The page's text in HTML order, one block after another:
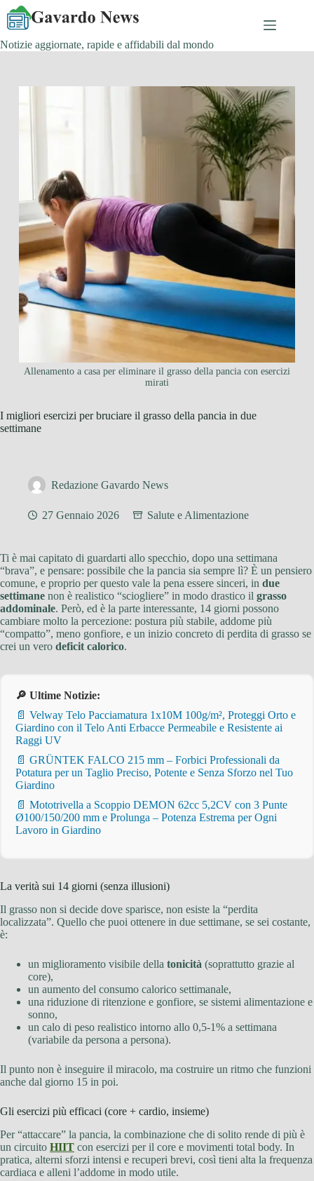
Salta
contenuto
Notizie aggiornate, rapide e affidabili dal mondo
Allenamento a casa per eliminare il grasso della pancia con esercizi
mirati
I migliori esercizi per bruciare il grasso della pancia in due
settimane
Redazione Gavardo News
27 Gennaio 2026 Salute e Alimentazione
Ti è mai capitato di guardarti allo specchio, dopo una settimana
“brava”, e pensare: possibile che la pancia sia sempre lì? È un pensiero
comune, e proprio per questo vale la pena essere sinceri, in due
settimane non è realistico “sciogliere” in modo drastico il grasso
addominale. Però, ed è la parte interessante, 14 giorni possono
cambiare molto la percezione: postura più stabile, addome più
“compatto”, meno gonfiore, e un inizio concreto di perdita di grasso se
crei un vero deficit calorico.
🔎 Ultime Notizie:
📄 Velway Telo Pacciamatura 1x10M 100g/m², Proteggi Orto e
Giardino con il Telo Anti Erbacce Permeabile e Resistente ai
Raggi UV
📄 GRÜNTEK FALCO 215 mm – Forbici Professionali da
Potatura per un Taglio Preciso, Potente e Senza Sforzo nel Tuo
Giardino
📄 Mototrivella a Scoppio DEMON 62cc 5,2CV con 3 Punte
Ø100/150/200 mm e Prolunga – Potenza Estrema per Ogni
Lavoro in Giardino
La verità sui 14 giorni (senza illusioni)
Il grasso non si decide dove sparisce, non esiste la “perdita
localizzata”. Quello che puoi ottenere in due settimane, se sei costante,
è:
un miglioramento visibile della tonicità (soprattutto grazie al
core),
un aumento del consumo calorico settimanale,
una riduzione di ritenzione e gonfiore, se sistemi alimentazione e
sonno,
un calo di peso realistico intorno allo 0,5-1% a settimana
(variabile da persona a persona).
Il punto non è inseguire il miracolo, ma costruire un ritmo che funzioni
anche dal giorno 15 in poi.
Gli esercizi più efficaci (core + cardio, insieme)
Per “attaccare” la pancia, la combinazione che di solito rende di più è
un circuito HIIT con esercizi per il core e movimenti total body. In
pratica, alterni sforzi intensi e recuperi brevi, così tieni alta la frequenza
cardiaca e alleni l’addome in modo utile.